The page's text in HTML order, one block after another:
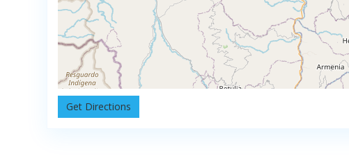
Get Directions